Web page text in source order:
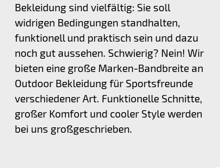
Bekleidung sind vielfältig: Sie soll
widrigen Bedingungen standhalten,
funktionell und praktisch sein und dazu
noch gut aussehen. Schwierig? Nein! Wir
bieten eine große Marken-Bandbreite an
Outdoor Bekleidung für Sportsfreunde
verschiedener Art. Funktionelle Schnitte,
großer Komfort und cooler Style werden
bei uns großgeschrieben.